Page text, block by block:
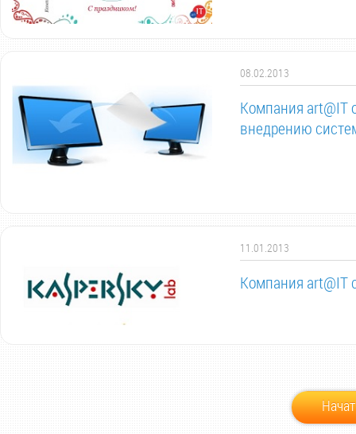
08.02.2013
Компания art@IT
внедрению
11.01.2013
Компания art@IT